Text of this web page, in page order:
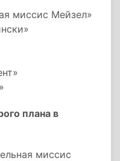
миссис Мейзел»
плана в
миссис